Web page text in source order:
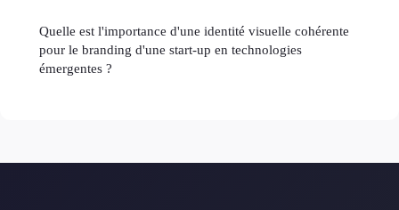
Quelle est l'importance d'une identité visuelle cohérente
pour le branding d'une start-up en technologies
émergentes ?